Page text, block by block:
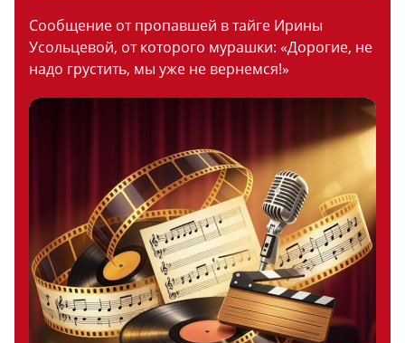
Сообщение от пропавшей в тайге Ирины
Усольцевой, от которого мурашки: «Дорогие, не
надо грустить, мы уже не вернемся!»